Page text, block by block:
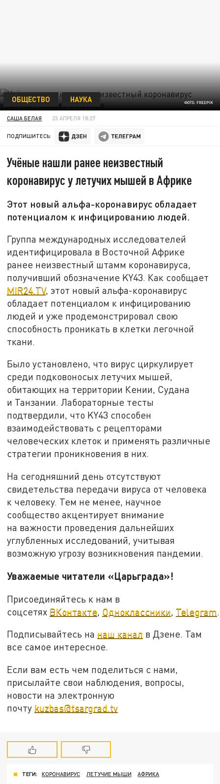
ФОТО: FREEPIK
ОБЩЕСТВО НАУКА
САША БЕЛАЯ 23 АПРЕЛЯ 18:27
ПОДПИШИТЕСЬ:
Учёные нашли ранее неизвестный
коронавирус у летучих мышей в Африке
Этот новый альфа-коронавирус обладает
потенциалом к инфицированию людей.
Группа международных исследователей
идентифицировала в Восточной Африке
ранее неизвестный штамм коронавируса,
получивший обозначение KY43. Как сообщает
MIR24.TV, этот новый альфа-коронавирус
обладает потенциалом к инфицированию
людей и уже продемонстрировал свою
способность проникать в клетки легочной
ткани.
Было установлено, что вирус циркулирует
среди подковоносых летучих мышей,
обитающих на территории Кении, Судана
и Танзании. Лабораторные тесты
подтвердили, что KY43 способен
взаимодействовать с рецепторами
человеческих клеток и применять различные
стратегии проникновения в них.
На сегодняшний день отсутствуют
свидетельства передачи вируса от человека
к человеку. Тем не менее, научное
сообщество акцентирует внимание
на важности проведения дальнейших
углубленных исследований, учитывая
возможную угрозу возникновения пандемии.
Уважаемые читатели «Царьграда»!
Присоединяйтесь к нам в
соцсетях ВКонтакте Одноклассники Telegram
Подписывайтесь на наш канал в Дзене. Там
все самое интересное.
Если вам есть чем поделиться с нами,
присылайте свои наблюдения, вопросы,
новости на электронную
почту kuzbas@tsargrad.tv
ТЕГИ: КОРОНАВИРУС ЛЕТУЧИЕ МЫШИ АФРИКА